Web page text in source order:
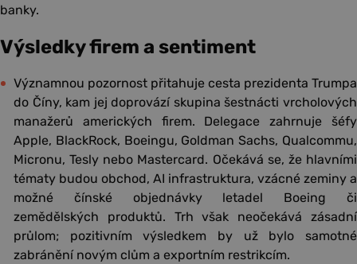
banky.
Výsledky firem a sentiment
Významnou pozornost přitahuje cesta prezidenta Trumpa
do Číny, kam jej doprovází skupina šestnácti vrcholových
manažerů amerických firem. Delegace zahrnuje šéfy
Apple, BlackRock, Boeingu, Goldman Sachs, Qualcommu,
Micronu, Tesly nebo Mastercard. Očekává se, že hlavními
tématy budou obchod, AI infrastruktura, vzácné zeminy a
možné čínské objednávky letadel Boeing či
zemědělských produktů. Trh však neočekává zásadní
průlom; pozitivním výsledkem by už bylo samotné
zabránění novým clům a exportním restrikcím.